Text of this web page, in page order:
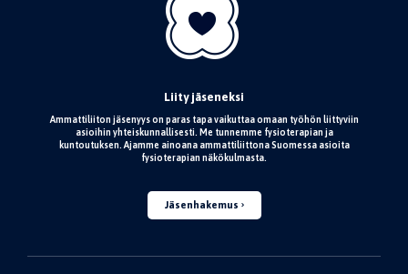
Liity jäseneksi
Ammattiliiton jäsenyys on paras tapa vaikuttaa omaan työhön liittyviin
asioihin yhteiskunnallisesti. Me tunnemme fysioterapian ja
kuntoutuksen. Ajamme ainoana ammattiliittona Suomessa asioita
fysioterapian näkökulmasta.
Jäsenhakemus